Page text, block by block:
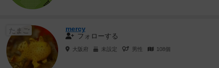
たまご
mercy
フォローする
大阪府 未設定 男性 108個